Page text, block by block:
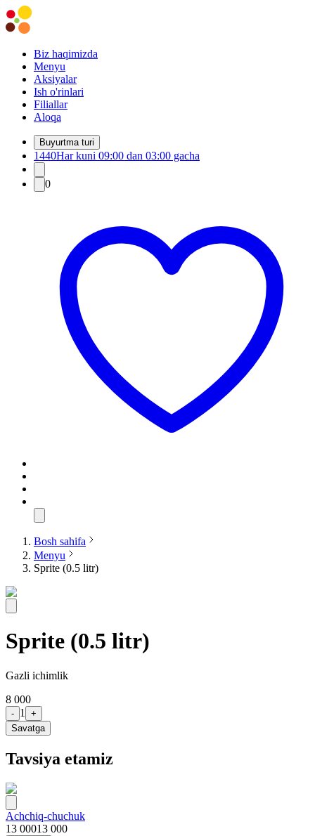
Biz haqimizda
Menyu
Aksiyalar
Ish o'rinlari
Filiallar
Aloqa
Buyurtma turi
1440Har kuni 09:00 dan 03:00 gacha
0
Bosh sahifa
Menyu
Sprite (0.5 litr)
Sprite (0.5 litr)
Gazli ichimlik
8 000
- 1
+
Savatga
Tavsiya etamiz
Achchiq-chuchuk
13 00013 000